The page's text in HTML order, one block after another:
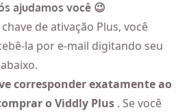
ajudamos você 😉
de ativação Plus, você
la por e-mail digitando seu
corresponder exatamente ao
o Viddly Plus . Se você